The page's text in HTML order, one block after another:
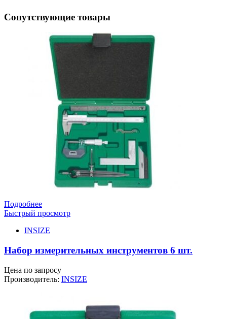
Сопутствующие товары
Подробнее
Быстрый просмотр
INSIZE
Набор измерительных инструментов 6 шт.
Цена по запросу
Производитель: INSIZE